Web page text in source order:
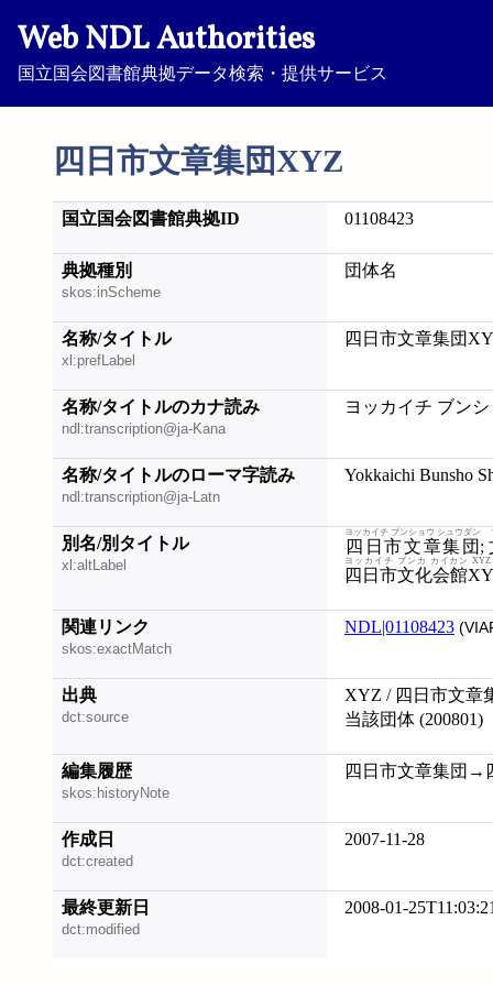
Web NDL Authorities
国立国会図書館典拠データ検索・提供サービス
四日市文章集団XYZ
国立国会図書館典拠ID 01108423
典拠種別
skos:inScheme
団体名
名称/タイトル
xl:prefLabel
四日市文章集団
名称/タイトルのカナ読み
ndl:transcription@ja-Kana
ヨッカイチ ブン
名称/タイトルのローマ字読み
ndl:transcription@ja-Latn
Yokkaichi Bunsho
別名/別タイトル
xl:altLabel
四日市文章集団
ヨッカイチ ブンショウ シュウダン
;
四日市文化会館
ヨッカイチ ブンカ カイカン
関連リンク
skos:exactMatch
NDL|01108423
出典
dct:source
XYZ / 四日市文章
当該団体 (200801)
編集履歴
skos:historyNote
四日市文章集団→
作成日
dct:created
2007-11-28
最終更新日
dct:modified
2008-01-